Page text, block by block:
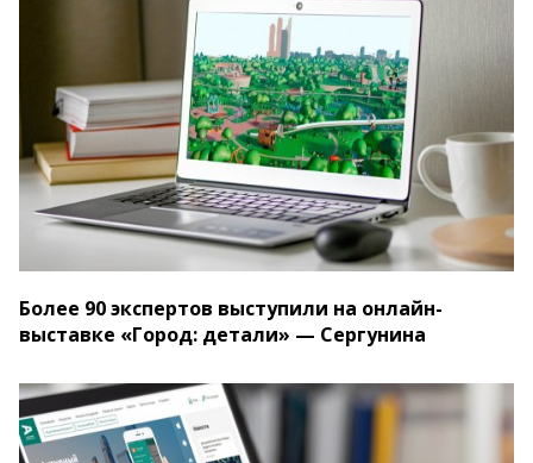
Более 90 экспертов выступили на онлайн-
выставке «Город: детали» — Сергунина